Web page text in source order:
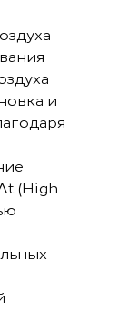
и
(High